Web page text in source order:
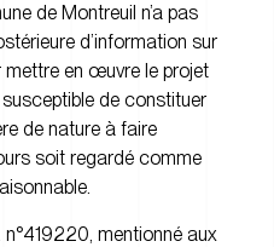
de Montreuil n’a pas
d’information sur
mettre en œuvre le projet
de constituer
de nature à faire
soit regardé comme
mentionné aux